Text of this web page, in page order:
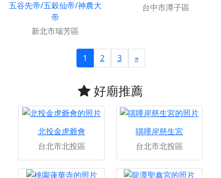
五谷先帝/五穀仙帝/神農大
帝
新北市瑞芳區
台中市潭子區
1 2 3 »
好廟推薦
北投金虎爺會
台北市北投區
唭哩岸慈生宮
台北市北投區